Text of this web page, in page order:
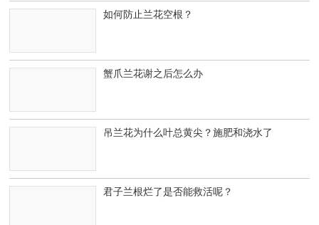
如何防止兰花空根？
蟹爪兰花谢之后怎么办
吊兰花为什么叶总黄尖？施肥和浇水了
君子兰根烂了是否能救活呢？